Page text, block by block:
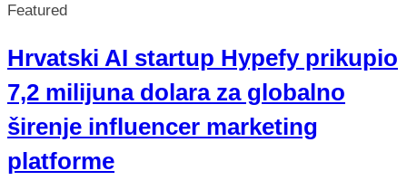
Featured
Hrvatski AI startup Hypefy prikupio
7,2 milijuna dolara za globalno
širenje influencer marketing
platforme